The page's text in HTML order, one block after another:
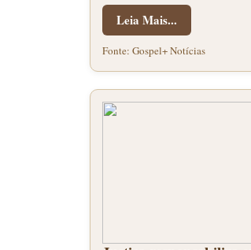
Leia Mais...
Fonte: Gospel+ Notícias